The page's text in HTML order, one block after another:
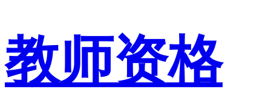
教师资格